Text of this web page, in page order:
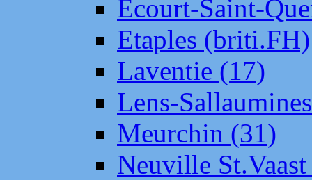
Écourt-Saint-
Etaples (briti.FH)
Laventie (17)
Lens-
Meurchin (31)
Neuville